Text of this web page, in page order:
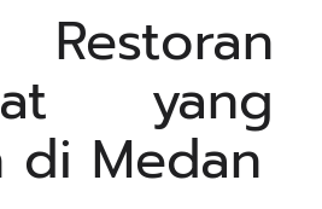
yang
di Medan